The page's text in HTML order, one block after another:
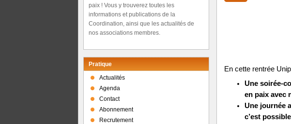
En cette rentrée
Une soirée-
en paix avec
Une journée
c’est
paix ! Vous y trouverez toutes les
informations et publications de la
Coordination, ainsi que les actualités de
nos associations membres.
Pratique
Actualités
Agenda
Contact
Abonnement
Recrutement